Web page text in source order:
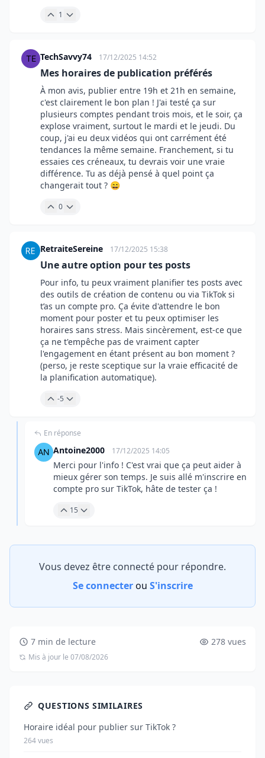
1
TechSavvy74 17/12/2025 14:52
Mes horaires de publication préférés
À mon avis, publier entre 19h et 21h en semaine,
c'est clairement le bon plan ! J'ai testé ça sur
plusieurs comptes pendant trois mois, et le soir, ça
explose vraiment, surtout le mardi et le jeudi. Du
coup, j'ai eu deux vidéos qui ont carrément été
tendances la même semaine. Franchement, si tu
essaies ces créneaux, tu devrais voir une vraie
différence. Tu as déjà pensé à quel point ça
changerait tout ? 😄
0
RetraiteSereine 17/12/2025 15:38
Une autre option pour tes posts
Pour info, tu peux vraiment planifier tes posts avec
des outils de création de contenu ou via TikTok si
t’as un compte pro. Ça évite d'attendre le bon
moment pour poster et tu peux optimiser les
horaires sans stress. Mais sincèrement, est-ce que
ça ne t'empêche pas de vraiment capter
l'engagement en étant présent au bon moment ?
(perso, je reste sceptique sur la vraie efficacité de
la planification automatique).
-5
En réponse
Antoine2000 17/12/2025 14:05
Merci pour l'info ! C'est vrai que ça peut aider à
mieux gérer son temps. Je suis allé m'inscrire en
compte pro sur TikTok, hâte de tester ça !
15
Vous devez être connecté pour répondre.
Se connecterou S'inscrire
7 min de lecture 278 vues
Mis à jour le 07/08/2026
QUESTIONS SIMILAIRES
Horaire idéal pour publier sur TikTok ?
264 vues